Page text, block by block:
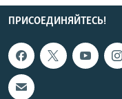
ПРИСОЕДИНЯЙТЕСЬ!